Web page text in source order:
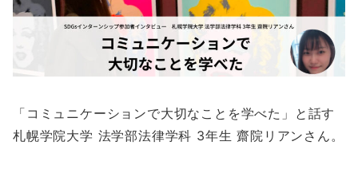
「コミュニケーションで大切なことを学べた」と話す
札幌学院大学 法学部法律学科 3年生 齋院リアンさん。